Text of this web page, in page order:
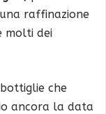
raffinazione
molti dei
che
ancora la data